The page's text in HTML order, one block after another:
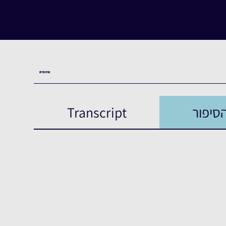
העדות המלאה
Transcript